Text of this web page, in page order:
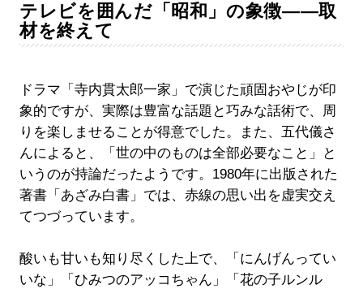
テレビを囲んだ「昭和」の象徴――取
材を終えて
ドラマ「寺内貫太郎一家」で演じた頑固おやじが印
象的ですが、実際は豊富な話題と巧みな話術で、周
りを楽しませることが得意でした。また、五代儀さ
んによると、「世の中のものは全部必要なこと」と
いうのが持論だったようです。1980年に出版された
著書「あざみ白書」では、赤線の思い出を虚実交え
てつづっています。
酸いも甘いも知り尽くした上で、「にんげんってい
いな」「ひみつのアッコちゃん」「花の子ルンル